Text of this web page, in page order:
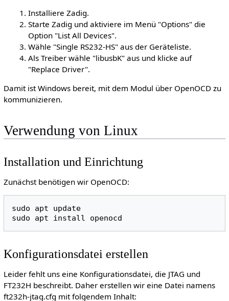
Installiere Zadig.
Starte Zadig und aktiviere im Menü "Options" die
Option "List All Devices".
Wähle "Single RS232-HS" aus der Geräteliste.
Als Treiber wähle "libusbK" aus und klicke auf
"Replace Driver".
Damit ist Windows bereit, mit dem Modul über OpenOCD zu
kommunizieren.
Verwendung von Linux
Installation und Einrichtung
Zunächst benötigen wir OpenOCD:
sudo apt
update
sudo
apt install
Konfigurationsdatei erstellen
Leider fehlt uns eine Konfigurationsdatei, die JTAG und
FT232H beschreibt. Daher erstellen wir eine Datei namens
ft232h-jtag.cfg mit folgendem Inhalt: